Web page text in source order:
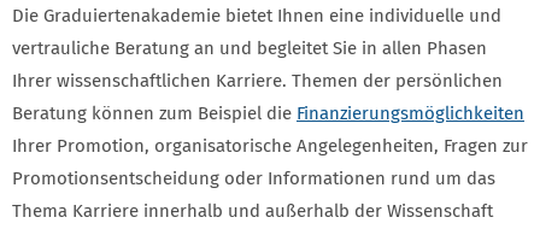
Die Graduiertenakademie bietet Ihnen eine individuelle und
vertrauliche Beratung an und begleitet Sie in allen Phasen
Ihrer wissenschaftlichen Karriere. Themen der persönlichen
Beratung können zum Beispiel die Finanzierungsmöglichkeiten
Ihrer Promotion, organisatorische Angelegenheiten, Fragen zur
Promotionsentscheidung oder Informationen rund um das
Thema Karriere innerhalb und außerhalb der Wissenschaft